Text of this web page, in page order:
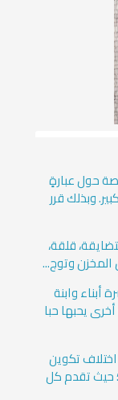
حول عبارةٍ
وبذلك قرر
قلقة،
وتوج...
أبناء وابنة
يحبها حبا
تكوين
حيث تقدم كل